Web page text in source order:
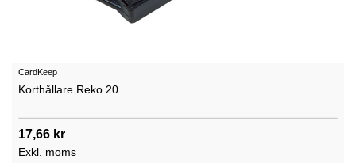
CardKeep
Korthållare Reko 20
17,66 kr
Exkl. moms